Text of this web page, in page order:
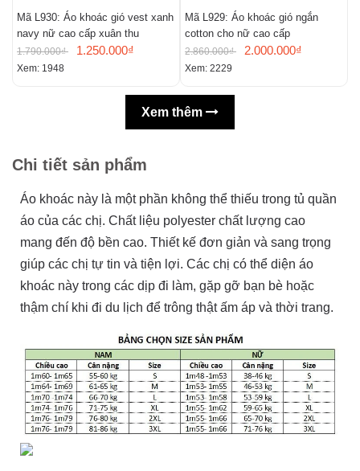
Mã L930: Áo khoác gió vest xanh
navy nữ cao cấp xuân thu
1.790.000₫ 1.250.000₫
Xem: 1948
Mã L929: Áo khoác gió ngắn
cotton cho nữ cao cấp
2.860.000₫ 2.000.000₫
Xem: 2229
Xem thêm
Chi tiết sản phẩm
Áo khoác này là một phần không thể thiếu trong tủ quần
áo của các chị. Chất liệu polyester chất lượng cao
mang đến độ bền cao. Thiết kế đơn giản và sang trọng
giúp các chị tự tin và tiện lợi. Các chị có thể diện áo
khoác này trong các dịp đi làm, gặp gỡ bạn bè hoặc
thậm chí khi đi du lịch để trông thật ấm áp và thời trang.